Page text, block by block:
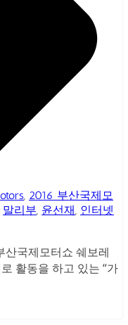
, 2016 부산국제모
말리부, 윤선재, 인터넷
국제모터쇼 쉐보레
활동을 하고 있는 “가